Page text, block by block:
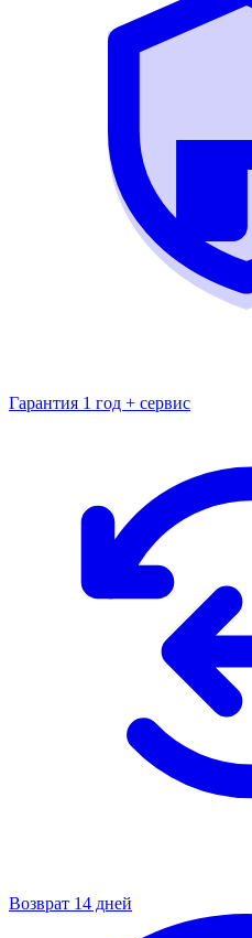
Гарантия 1 год + сервис
Возврат 14 дней